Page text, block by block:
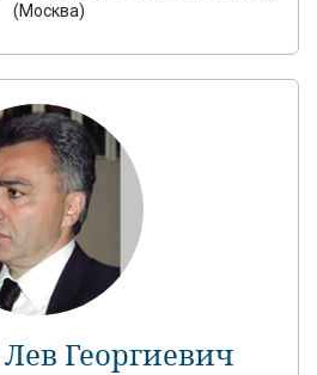
(Москва)
Георгиевич